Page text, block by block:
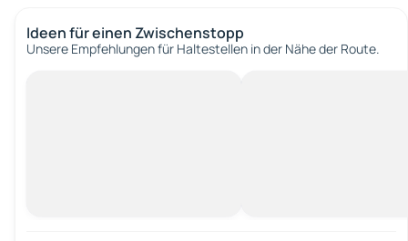
Ideen für einen Zwischenstopp
Unsere Empfehlungen für Haltestellen in der Nähe der Route.